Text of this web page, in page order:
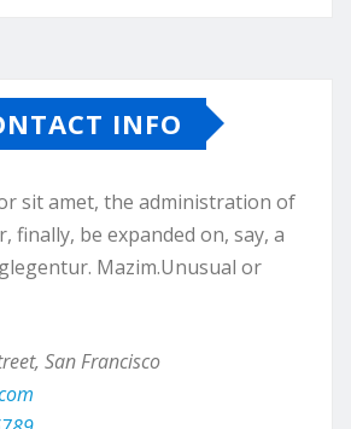
INFO
sit amet, the administration of
finally, be expanded on, say, a
Mazim.Unusual or
San Francisco